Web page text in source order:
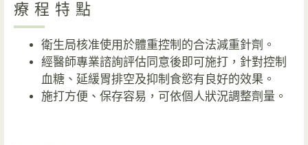
療程特點
衛生局核准使用於體重控制的合法減重針劑。
經醫師專業諮詢評估同意後即可施打，針對控制
血糖、延緩胃排空及抑制食慾有良好的效果。
施打方便、保存容易，可依個人狀況調整劑量。